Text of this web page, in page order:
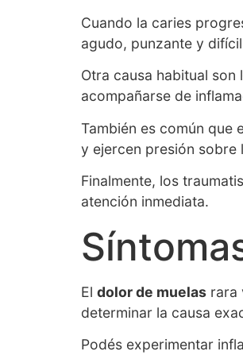
Cuando la caries
agudo, punzante y
Otra causa habitual
acompañarse de
También es común que
y ejercen presión sobre
Finalmente, los
atención inmediata.
El dolor de muelas rara
determinar la causa
Podés experimentar